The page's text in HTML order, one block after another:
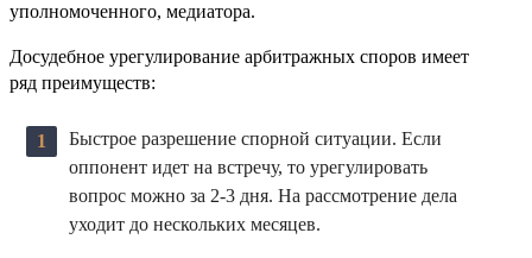
уполномоченного, медиатора.
Досудебное урегулирование арбитражных споров имеет
ряд преимуществ:
Быстрое разрешение спорной ситуации. Если
оппонент идет на встречу, то урегулировать
вопрос можно за 2-3 дня. На рассмотрение дела
уходит до нескольких месяцев.